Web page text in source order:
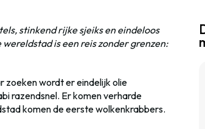
stinkend rijke sjeiks en eindeloos
is een reis zonder grenzen:
zoeken wordt er eindelijk olie
razendsnel. Er komen verharde
komen de eerste wolkenkrabbers.